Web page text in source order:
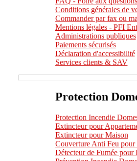
Conditions générales de
Commander par fax ou
Mentions légales - PFI
Administrations publiques
Paiements sécurisés
Déclaration d'accessibilité
Services clients & SAV
Protection
Protection Incendie
Extincteur pour
Extincteur pour Maison
Couverture Anti Feu pour
Détecteur de Fumée pour